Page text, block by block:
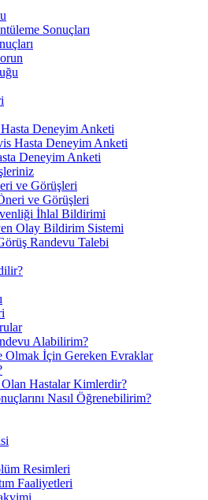
Sonuçları
Deneyim Anketi
Hasta Deneyim Anketi
Deneyim Anketi
ve Görüşleri
ve Görüşleri
İhlal Bildirimi
Olay Bildirim Sistemi
Randevu Talebi
Alabilirim?
Olmak İçin Gereken Evraklar
Hastalar Kimlerdir?
Nasıl Öğrenebilirim?
Resimleri
Faaliyetleri